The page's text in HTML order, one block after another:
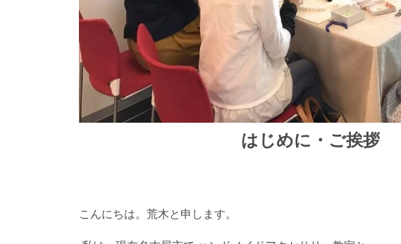
はじめに・ご挨拶
こんにちは。荒木と申します。